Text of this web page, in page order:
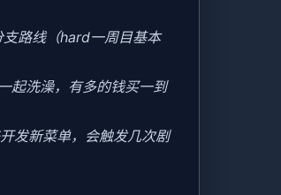
路线（hard一周目基本
起洗澡，有多的钱买一到
发新菜单，会触发几次剧